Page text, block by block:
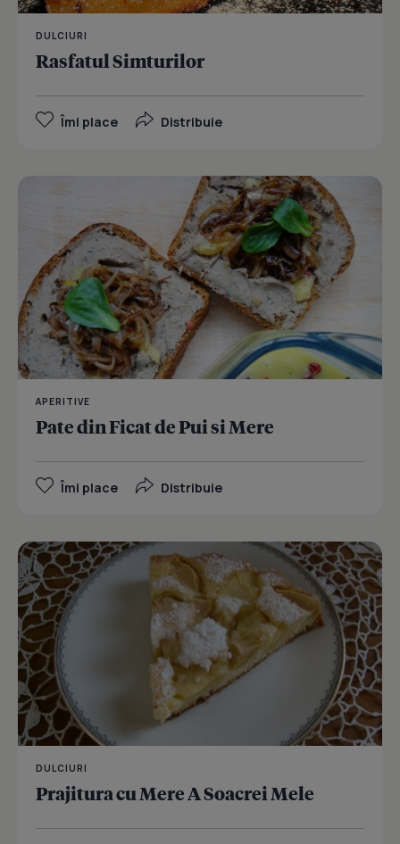
DULCIURI
Rasfatul Simturilor
Îmi place Distribuie
APERITIVE
Pate din Ficat de Pui si Mere
Îmi place Distribuie
DULCIURI
Prajitura cu Mere A Soacrei Mele